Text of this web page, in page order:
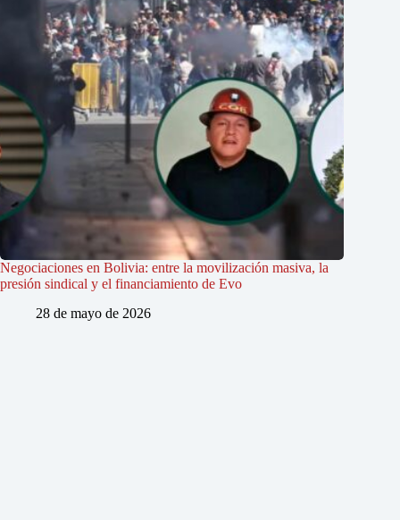
Negociaciones en Bolivia: entre la movilización masiva, la
presión sindical y el financiamiento de Evo
28 de mayo de 2026